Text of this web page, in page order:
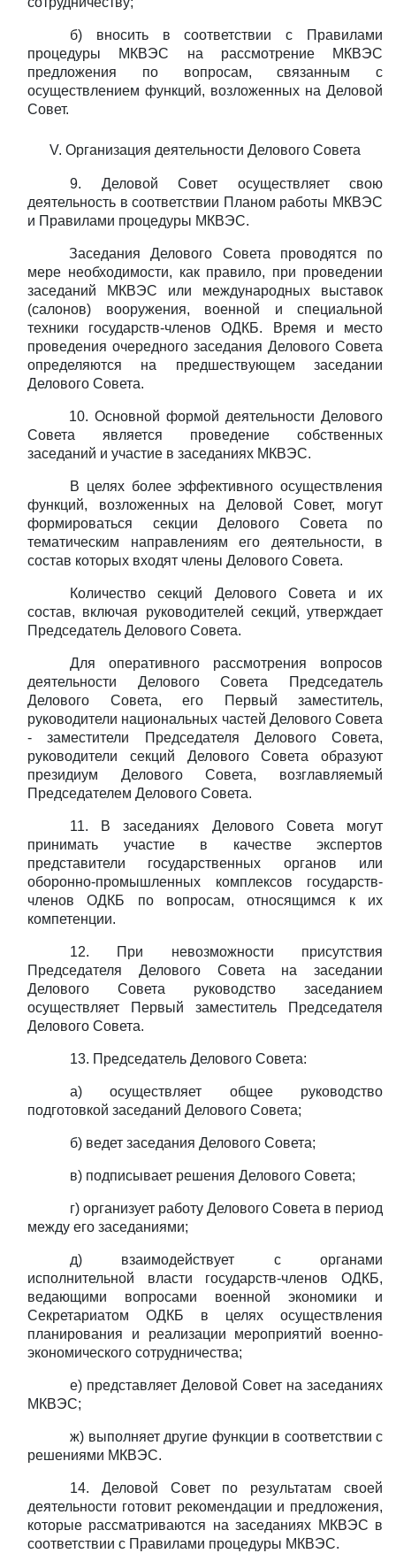
б) вносить в соответствии с Правилами
процедуры МКВЭС на рассмотрение МКВЭС
предложения по вопросам, связанным с
осуществлением функций, возложенных на Деловой
Совет.
V. Организация деятельности Делового Совета
9. Деловой Совет осуществляет свою
деятельность в соответствии Планом работы МКВЭС
и Правилами процедуры МКВЭС.
Заседания Делового Совета проводятся по
мере необходимости, как правило, при проведении
заседаний МКВЭС или международных выставок
(салонов) вооружения, военной и специальной
техники государств-членов ОДКБ. Время и место
проведения очередного заседания Делового Совета
определяются на предшествующем заседании
Делового Совета.
10. Основной формой деятельности Делового
Совета является проведение собственных
заседаний и участие в заседаниях МКВЭС.
В целях более эффективного осуществления
функций, возложенных на Деловой Совет, могут
формироваться секции Делового Совета по
тематическим направлениям его деятельности, в
состав которых входят члены Делового Совета.
Количество секций Делового Совета и их
состав, включая руководителей секций, утверждает
Председатель Делового Совета.
Для оперативного рассмотрения вопросов
деятельности Делового Совета Председатель
Делового Совета, его Первый заместитель,
руководители национальных частей Делового Совета
- заместители Председателя Делового Совета,
руководители секций Делового Совета образуют
президиум Делового Совета, возглавляемый
Председателем Делового Совета.
11. В заседаниях Делового Совета могут
принимать участие в качестве экспертов
представители государственных органов или
оборонно-промышленных комплексов государств-
членов ОДКБ по вопросам, относящимся к их
компетенции.
12. При невозможности присутствия
Председателя Делового Совета на заседании
Делового Совета руководство заседанием
осуществляет Первый заместитель Председателя
Делового Совета.
13. Председатель Делового Совета:
а) осуществляет общее руководство
подготовкой заседаний Делового Совета;
б) ведет заседания Делового Совета;
в) подписывает решения Делового Совета;
г) организует работу Делового Совета в период
между его заседаниями;
д) взаимодействует с органами
исполнительной власти государств-членов ОДКБ,
ведающими вопросами военной экономики и
Секретариатом ОДКБ в целях осуществления
планирования и реализации мероприятий военно-
экономического сотрудничества;
е) представляет Деловой Совет на заседаниях
МКВЭС;
ж) выполняет другие функции в соответствии с
решениями МКВЭС.
14. Деловой Совет по результатам своей
деятельности готовит рекомендации и предложения,
которые рассматриваются на заседаниях МКВЭС в
соответствии с Правилами процедуры МКВЭС.